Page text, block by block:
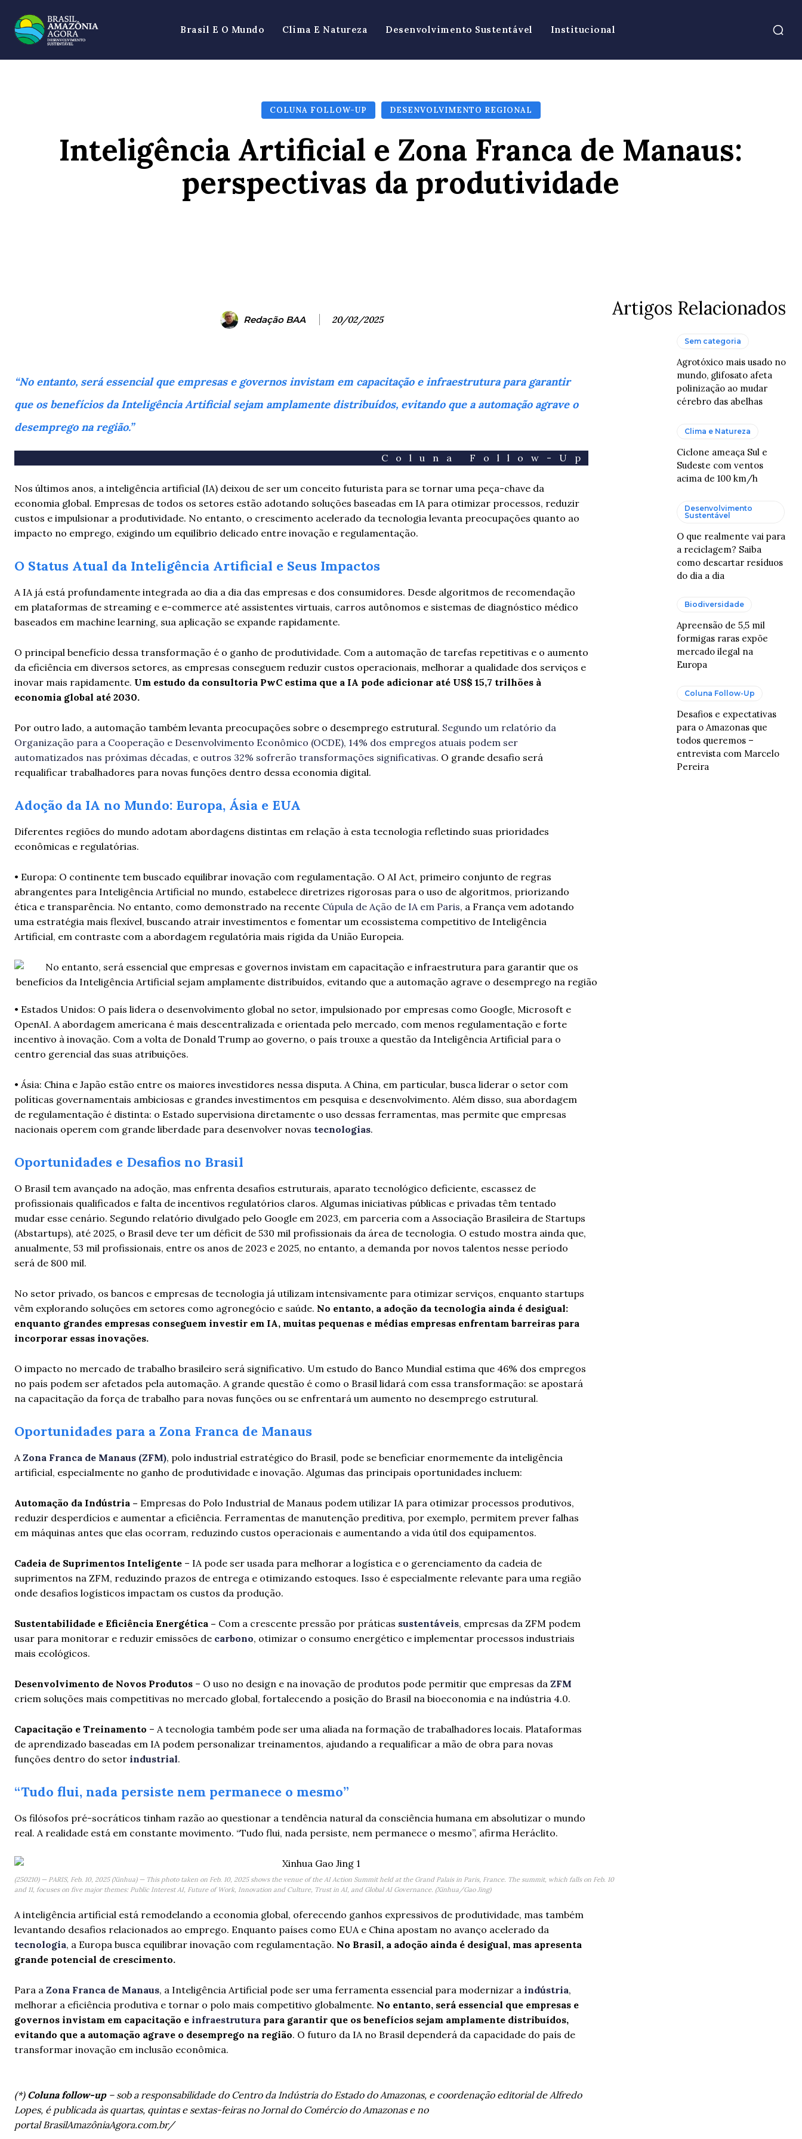
Brasil E O Mundo Clima E Natureza Desenvolvimento Sustentável Institucional
COLUNA FOLLOW-UP DESENVOLVIMENTO REGIONAL
Inteligência Artificial e Zona Franca de Manaus:
perspectivas da produtividade
Redação BAA 20/02/2025
“No entanto, será essencial que empresas e governos invistam em capacitação e infraestrutura para garantir
que os benefícios da Inteligência Artificial sejam amplamente distribuídos, evitando que a automação agrave o
desemprego na região.”
Coluna Follow-Up
Nos últimos anos, a inteligência artificial (IA) deixou de ser um conceito futurista para se tornar uma peça-chave da
economia global. Empresas de todos os setores estão adotando soluções baseadas em IA para otimizar processos, reduzir
custos e impulsionar a produtividade. No entanto, o crescimento acelerado da tecnologia levanta preocupações quanto ao
impacto no emprego, exigindo um equilíbrio delicado entre inovação e regulamentação.
O Status Atual da Inteligência Artificial e Seus Impactos
A IA já está profundamente integrada ao dia a dia das empresas e dos consumidores. Desde algoritmos de recomendação
em plataformas de streaming e e-commerce até assistentes virtuais, carros autônomos e sistemas de diagnóstico médico
baseados em machine learning, sua aplicação se expande rapidamente.
O principal benefício dessa transformação é o ganho de produtividade. Com a automação de tarefas repetitivas e o aumento
da eficiência em diversos setores, as empresas conseguem reduzir custos operacionais, melhorar a qualidade dos serviços e
inovar mais rapidamente. Um estudo da consultoria PwC estima que a IA pode adicionar até US$ 15,7 trilhões à
economia global até 2030.
Por outro lado, a automação também levanta preocupações sobre o desemprego estrutural. Segundo um relatório da
Organização para a Cooperação e Desenvolvimento Econômico (OCDE), 14% dos empregos atuais podem ser
automatizados nas próximas décadas, e outros 32% sofrerão transformações significativas. O grande desafio será
requalificar trabalhadores para novas funções dentro dessa economia digital.
Adoção da IA no Mundo: Europa, Ásia e EUA
Diferentes regiões do mundo adotam abordagens distintas em relação à esta tecnologia refletindo suas prioridades
econômicas e regulatórias.
• Europa: O continente tem buscado equilibrar inovação com regulamentação. O AI Act, primeiro conjunto de regras
abrangentes para Inteligência Artificial no mundo, estabelece diretrizes rigorosas para o uso de algoritmos, priorizando
ética e transparência. No entanto, como demonstrado na recente Cúpula de Ação de IA em Paris, a França vem adotando
uma estratégia mais flexível, buscando atrair investimentos e fomentar um ecossistema competitivo de Inteligência
Artificial, em contraste com a abordagem regulatória mais rígida da União Europeia.
• Estados Unidos: O país lidera o desenvolvimento global no setor, impulsionado por empresas como Google, Microsoft e
OpenAI. A abordagem americana é mais descentralizada e orientada pelo mercado, com menos regulamentação e forte
incentivo à inovação. Com a volta de Donald Trump ao governo, o país trouxe a questão da Inteligência Artificial para o
centro gerencial das suas atribuições.
• Ásia: China e Japão estão entre os maiores investidores nessa disputa. A China, em particular, busca liderar o setor com
políticas governamentais ambiciosas e grandes investimentos em pesquisa e desenvolvimento. Além disso, sua abordagem
de regulamentação é distinta: o Estado supervisiona diretamente o uso dessas ferramentas, mas permite que empresas
nacionais operem com grande liberdade para desenvolver novas tecnologias.
Oportunidades e Desafios no Brasil
O Brasil tem avançado na adoção, mas enfrenta desafios estruturais, aparato tecnológico deficiente, escassez de
profissionais qualificados e falta de incentivos regulatórios claros. Algumas iniciativas públicas e privadas têm tentado
mudar esse cenário. Segundo relatório divulgado pelo Google em 2023, em parceria com a Associação Brasileira de Startups
(Abstartups), até 2025, o Brasil deve ter um déficit de 530 mil profissionais da área de tecnologia. O estudo mostra ainda que,
anualmente, 53 mil profissionais, entre os anos de 2023 e 2025, no entanto, a demanda por novos talentos nesse período
será de 800 mil.
No setor privado, os bancos e empresas de tecnologia já utilizam intensivamente para otimizar serviços, enquanto startups
vêm explorando soluções em setores como agronegócio e saúde. No entanto, a adoção da tecnologia ainda é desigual:
enquanto grandes empresas conseguem investir em IA, muitas pequenas e médias empresas enfrentam barreiras para
incorporar essas inovações.
O impacto no mercado de trabalho brasileiro será significativo. Um estudo do Banco Mundial estima que 46% dos empregos
no país podem ser afetados pela automação. A grande questão é como o Brasil lidará com essa transformação: se apostará
na capacitação da força de trabalho para novas funções ou se enfrentará um aumento no desemprego estrutural.
Oportunidades para a Zona Franca de Manaus
AZona Franca de Manaus (ZFM), polo industrial estratégico do Brasil, pode se beneficiar enormemente da inteligência
artificial, especialmente no ganho de produtividade e inovação. Algumas das principais oportunidades incluem:
Automação da Indústria – Empresas do Polo Industrial de Manaus podem utilizar IA para otimizar processos produtivos,
reduzir desperdícios e aumentar a eficiência. Ferramentas de manutenção preditiva, por exemplo, permitem prever falhas
em máquinas antes que elas ocorram, reduzindo custos operacionais e aumentando a vida útil dos equipamentos.
Cadeia de Suprimentos Inteligente – IA pode ser usada para melhorar a logística e o gerenciamento da cadeia de
suprimentos na ZFM, reduzindo prazos de entrega e otimizando estoques. Isso é especialmente relevante para uma região
onde desafios logísticos impactam os custos da produção.
Sustentabilidade e Eficiência Energética – Com a crescente pressão por práticas sustentáveis, empresas da ZFM podem
usar para monitorar e reduzir emissões de carbono, otimizar o consumo energético e implementar processos industriais
mais ecológicos.
Desenvolvimento de Novos Produtos – O uso no design e na inovação de produtos pode permitir que empresas da ZFM
criem soluções mais competitivas no mercado global, fortalecendo a posição do Brasil na bioeconomia e na indústria 4.0.
Capacitação e Treinamento – A tecnologia também pode ser uma aliada na formação de trabalhadores locais. Plataformas
de aprendizado baseadas em IA podem personalizar treinamentos, ajudando a requalificar a mão de obra para novas
funções dentro do setor industrial.
“Tudo flui, nada persiste nem permanece o mesmo”
Os filósofos pré-socráticos tinham razão ao questionar a tendência natural da consciência humana em absolutizar o mundo
real. A realidade está em constante movimento. “Tudo flui, nada persiste, nem permanece o mesmo”, afirma Heráclito.
(250210) — PARIS, Feb. 10, 2025 (Xinhua) — This photo taken on Feb. 10, 2025 shows the venue of the AI Action Summit held at the Grand Palais in Paris, France. The summit, which falls on Feb. 10
and 11, focuses on five major themes: Public Interest AI, Future of Work, Innovation and Culture, Trust in AI, and Global AI Governance. (Xinhua/Gao Jing)
A inteligência artificial está remodelando a economia global, oferecendo ganhos expressivos de produtividade, mas também
levantando desafios relacionados ao emprego. Enquanto países como EUA e China apostam no avanço acelerado da
tecnologia, a Europa busca equilibrar inovação com regulamentação. No Brasil, a adoção ainda é desigual, mas apresenta
grande potencial de crescimento.
Para a Zona Franca de Manaus, a Inteligência Artificial pode ser uma ferramenta essencial para modernizar a indústria,
melhorar a eficiência produtiva e tornar o polo mais competitivo globalmente. No entanto, será essencial que empresas e
governos invistam em capacitação e infraestrutura para garantir que os benefícios sejam amplamente distribuídos,
evitando que a automação agrave o desemprego na região. O futuro da IA no Brasil dependerá da capacidade do país de
transformar inovação em inclusão econômica.
(*) Coluna follow-up – sob a responsabilidade do Centro da Indústria do Estado do Amazonas, e coordenação editorial de Alfredo
Lopes, é publicada às quartas, quintas e sextas-feiras no Jornal do Comércio do Amazonas e no
portal BrasilAmazôniaAgora.com.br/
Artigos Relacionados
Sem categoria
Agrotóxico mais usado no
mundo, glifosato afeta
polinização ao mudar
cérebro das abelhas
Clima e Natureza
Ciclone ameaça Sul e
Sudeste com ventos
acima de 100 km/h
Desenvolvimento
Sustentável
O que realmente vai para
a reciclagem? Saiba
como descartar resíduos
do dia a dia
Biodiversidade
Apreensão de 5,5 mil
formigas raras expõe
mercado ilegal na
Europa
Coluna Follow-Up
Desafios e expectativas
para o Amazonas que
todos queremos –
entrevista com Marcelo
Pereira